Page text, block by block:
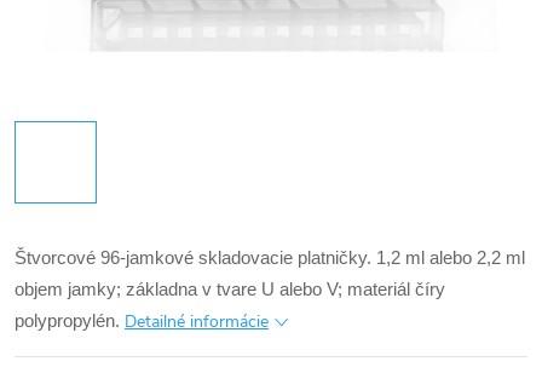
Štvorcové 96-jamkové skladovacie platničky. 1,2 ml alebo 2,2 ml
objem jamky; základna v tvare U alebo V; materiál číry
polypropylén. Detailné informácie